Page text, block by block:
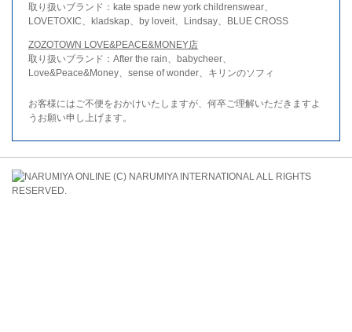
取り扱いブランド：kate spade new york childrenswear、
LOVETOXIC、kladskap、by loveit、Lindsay、BLUE CROSS
ZOZOTOWN LOVE&PEACE&MONEY店
取り扱いブランド：After the rain、babycheer、
Love&Peace&Money、sense of wonder、キリンのソフィ
お客様にはご不便をおかけいたしますが、何卒ご理解いただきますよ
うお願い申し上げます。